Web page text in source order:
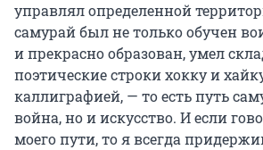
управлял определенной
самурай был не только обучен
и прекрасно образован, умел
поэтические строки хокку и
каллиграфией, — то есть путь
война, но и искусство. И если
моего пути, то я всегда